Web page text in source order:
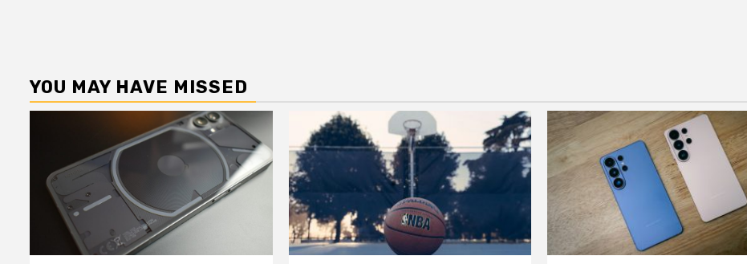
YOU MAY HAVE MISSED